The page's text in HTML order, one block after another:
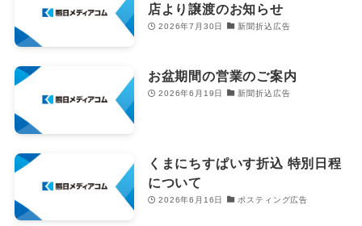
店より譲渡のお知らせ
2026年7月30日 新聞折込広告
お盆期間の営業のご案内
2026年6月19日 新聞折込広告
くまにちすぱいす折込 特別日程
について
2026年6月16日 ポスティング広告